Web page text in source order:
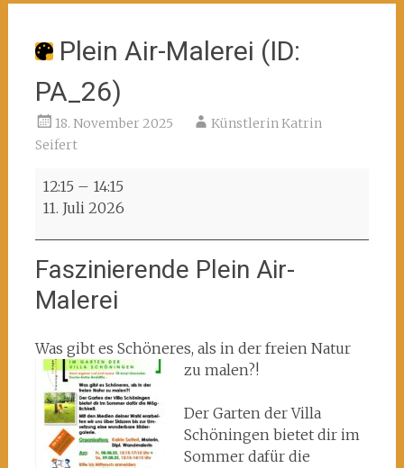
Plein Air-Malerei (ID:
PA_26)
18. November 2025
Künstlerin Katrin
Seifert
Plein
Air-
Malerei
(ID:
PA_26)
12:15 – 14:15
11. Juli 2026
Faszinierende Plein Air-
Malerei
Was gibt es Schöneres, als in der freien Natur
zu malen?!
Der Garten der Villa
Schöningen bietet dir im
Sommer dafür die